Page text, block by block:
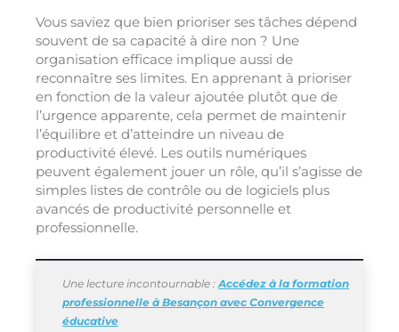
Vous saviez que bien prioriser ses tâches dépend
souvent de sa capacité à dire non ? Une
organisation efficace implique aussi de
reconnaître ses limites. En apprenant à prioriser
en fonction de la valeur ajoutée plutôt que de
l’urgence apparente, cela permet de maintenir
l’équilibre et d’atteindre un niveau de
productivité élevé. Les outils numériques
peuvent également jouer un rôle, qu’il s’agisse de
simples listes de contrôle ou de logiciels plus
avancés de productivité personnelle et
professionnelle.
Une lecture incontournable :Accédez à la formation
professionnelle à Besançon avec Convergence
éducative